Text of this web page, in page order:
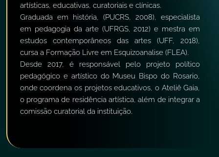
artísticas, educativas, curatoriais e clínicas.
Graduada em história, (PUCRS, 2008), especialista
em pedagogia da arte (UFRGS, 2012) e mestra em
estudos contemporâneos das artes (UFF, 2018),
cursa a Formação Livre em Esquizoanalise (FLEA).
Desde 2017, é responsável pelo projeto político
pedagógico e artístico do Museu Bispo do Rosario,
onde coordena os projetos educativos, o Ateliê Gaia,
o programa de residência artística, além de integrar a
comissão curatorial da instituição.